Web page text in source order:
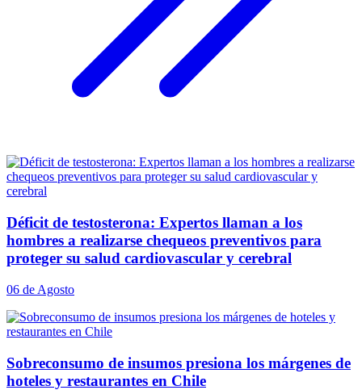
Déficit de testosterona: Expertos llaman a los
hombres a realizarse chequeos preventivos para
proteger su salud cardiovascular y cerebral
06 de Agosto
Sobreconsumo de insumos presiona los márgenes de
hoteles y restaurantes en Chile